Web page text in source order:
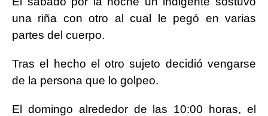
una riña con otro al cual le pegó en varias
partes del cuerpo.
Tras el hecho el otro sujeto decidió vengarse
de la persona que lo golpeo.
El domingo alrededor de las 10:00 horas, el